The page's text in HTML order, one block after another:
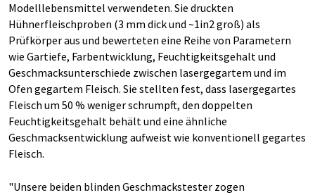
Modelllebensmittel verwendeten. Sie druckten
Hühnerfleischproben (3 mm dick und ~1in2 groß) als
Prüfkörper aus und bewerteten eine Reihe von Parametern
wie Gartiefe, Farbentwicklung, Feuchtigkeitsgehalt und
Geschmacksunterschiede zwischen lasergegartem und im
Ofen gegartem Fleisch. Sie stellten fest, dass lasergegartes
Fleisch um 50 % weniger schrumpft, den doppelten
Feuchtigkeitsgehalt behält und eine ähnliche
Geschmacksentwicklung aufweist wie konventionell gegartes
Fleisch.
"Unsere beiden blinden Geschmackstester zogen